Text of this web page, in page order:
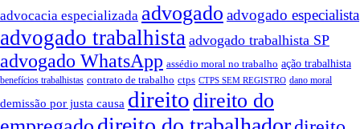
advocacia especializada advogado advogado especialista
advogado trabalhista advogado trabalhista SP
advogado WhatsApp assédio moral no trabalho ação trabalhista
benefícios trabalhistas contrato de trabalho ctps CTPS SEM REGISTRO dano moral
demissão por justa causa direito direito do